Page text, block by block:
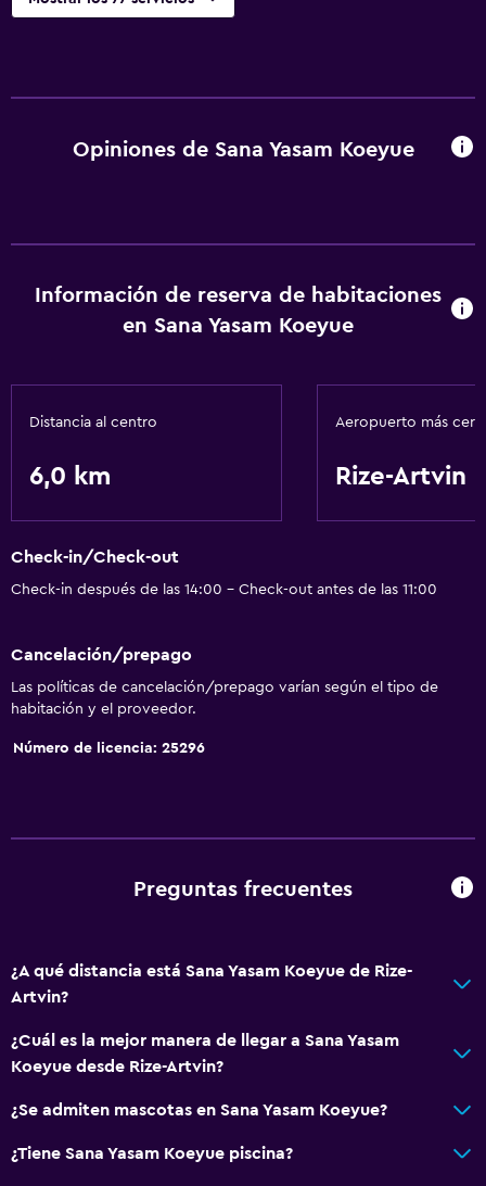
Opiniones de Sana Yasam Koeyue
Información de reserva de habitaciones
en Sana Yasam Koeyue
Distancia al centro
6,0 km
Aeropuerto más
Rize-Artvin
Check-in/Check-out
Check-in después de las 14:00 - Check-out antes de las 11:00
Cancelación/prepago
Las políticas de cancelación/prepago varían según el tipo de
habitación y el proveedor.
Número de licencia: 25296
Preguntas frecuentes
¿A qué distancia está Sana Yasam Koeyue de Rize-
Artvin?
¿Cuál es la mejor manera de llegar a Sana Yasam
Koeyue desde Rize-Artvin?
¿Se admiten mascotas en Sana Yasam Koeyue?
¿Tiene Sana Yasam Koeyue piscina?